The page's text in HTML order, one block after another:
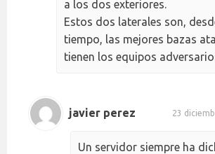
a los dos exteriores.
Estos dos laterales son,
tiempo, las mejores bazas
tienen los equipos
javier perez 23
Un servidor siempre ha